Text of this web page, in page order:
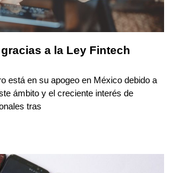
a la Ley Fintech
está en su apogeo en México debido a
ámbito y el creciente interés de
tras